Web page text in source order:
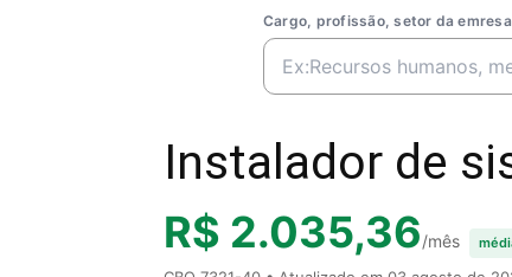
Cargo, profissão, setor da
Instalador de
R$ 2.035,36/mês